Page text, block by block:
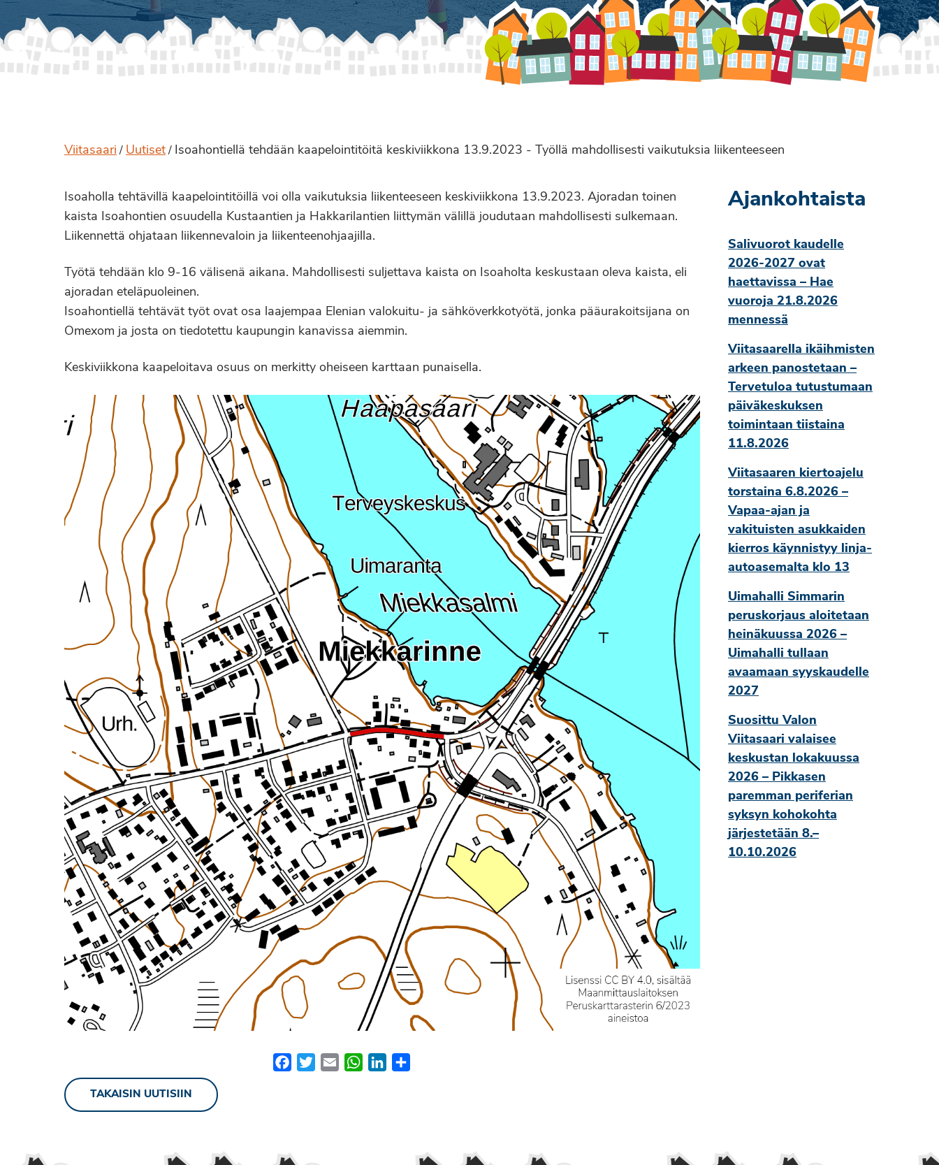
Viitasaari / Uutiset / Isoahontiellä tehdään kaapelointitöitä keskiviikkona 13.9.2023 - Työllä mahdollisesti vaikutuksia liikenteeseen
Isoaholla tehtävillä kaapelointitöillä voi olla vaikutuksia liikenteeseen keskiviikkona 13.9.2023. Ajoradan toinen
kaista Isoahontien osuudella Kustaantien ja Hakkarilantien liittymän välillä joudutaan mahdollisesti sulkemaan.
Liikennettä ohjataan liikennevaloin ja liikenteenohjaajilla.
Työtä tehdään klo 9-16 välisenä aikana. Mahdollisesti suljettava kaista on Isoaholta keskustaan oleva kaista, eli
ajoradan eteläpuoleinen.
Isoahontiellä tehtävät työt ovat osa laajempaa Elenian valokuitu- ja sähköverkkotyötä, jonka pääurakoitsijana on
Omexom ja josta on tiedotettu kaupungin kanavissa aiemmin.
Keskiviikkona kaapeloitava osuus on merkitty oheiseen karttaan punaisella.
FacebookTwitterEmail WhatsApp
LinkedIn
TAKAISIN UUTISIIN
Ajankohtaista
Salivuorot kaudelle
2026-2027 ovat
haettavissa – Hae
vuoroja 21.8.2026
mennessä
Viitasaarella ikäihmisten
arkeen panostetaan –
Tervetuloa tutustumaan
päiväkeskuksen
toimintaan tiistaina
11.8.2026
Viitasaaren kiertoajelu
torstaina 6.8.2026 –
Vapaa-ajan ja
vakituisten asukkaiden
kierros käynnistyy linja-
autoasemalta klo 13
Uimahalli Simmarin
peruskorjaus aloitetaan
heinäkuussa 2026 –
Uimahalli tullaan
avaamaan syyskaudelle
2027
Suosittu Valon
Viitasaari valaisee
keskustan lokakuussa
2026 – Pikkasen
paremman periferian
syksyn kohokohta
järjestetään 8.–
10.10.2026